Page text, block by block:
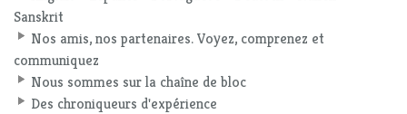
Sanskrit
Nos amis, nos partenaires. Voyez, comprenez et
communiquez
Nous sommes sur la chaîne de bloc
Des chroniqueurs d'expérience